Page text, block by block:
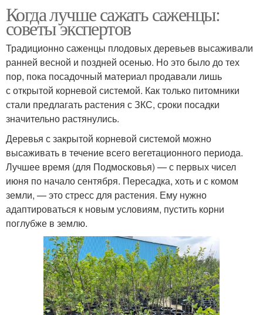
Когда лучше сажать саженцы:
советы экспертов
Традиционно саженцы плодовых деревьев высаживали
ранней весной и поздней осенью. Но это было до тех
пор, пока посадочный материал продавали лишь
с открытой корневой системой. Как только питомники
стали предлагать растения с ЗКС, сроки посадки
значительно растянулись.
Деревья с закрытой корневой системой можно
высаживать в течение всего вегетационного периода.
Лучшее время (для Подмосковья) — с первых чисел
июня по начало сентября. Пересадка, хоть и с комом
земли, — это стресс для растения. Ему нужно
адаптироваться к новым условиям, пустить корни
поглубже в землю.